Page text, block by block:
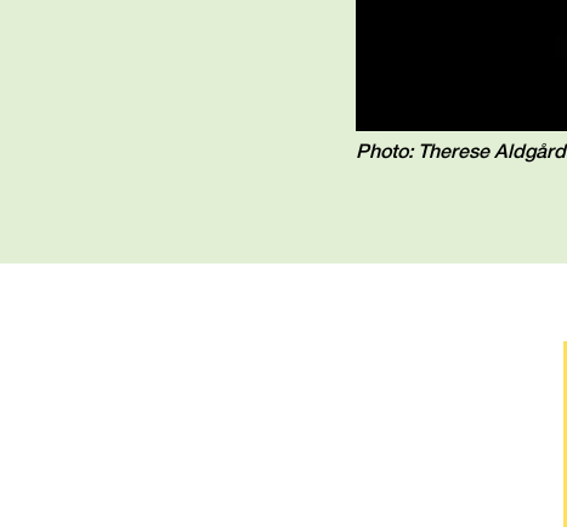
Photo: Therese Aldgård